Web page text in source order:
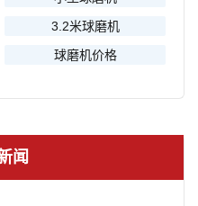
3.2米球磨机
球磨机价格
闻